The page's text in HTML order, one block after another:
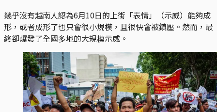
幾乎沒有越南人認為6月10日的上街「表情」（示威）能夠成
形，或者成形了也只會很小規模，且很快會被鎮壓。然而，最
終卻爆發了全國多地的大規模示威。